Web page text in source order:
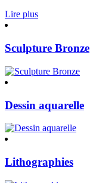
Lire plus
Sculpture Bronze
Dessin aquarelle
Lithographies